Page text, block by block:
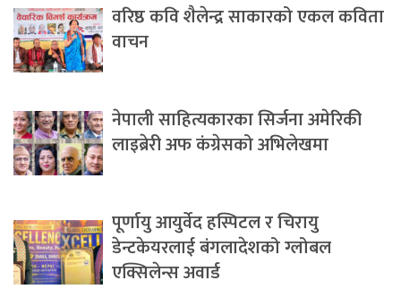
वरिष्ठ कवि शैलेन्द्र साकारको एकल कविता
वाचन
नेपाली साहित्यकारका सिर्जना अमेरिकी
लाइब्रेरी अफ कंग्रेसको अभिलेखमा
पूर्णायु आयुर्वेद हस्पिटल र चिरायु
डेन्टकेयरलाई बंगलादेशको ग्लोबल
एक्सिलेन्स अवार्ड